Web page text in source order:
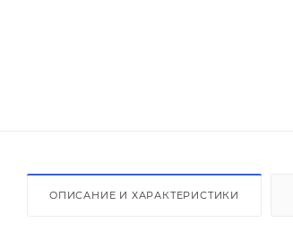
ОПИСАНИЕ И ХАРАКТЕРИСТИКИ